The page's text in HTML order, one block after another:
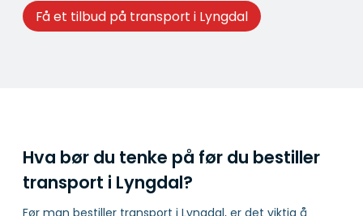
Få et tilbud på transport i Lyngdal
Hva bør du tenke på før du bestiller
transport i Lyngdal?
Før man bestiller transport i Lyngdal, er det viktig å